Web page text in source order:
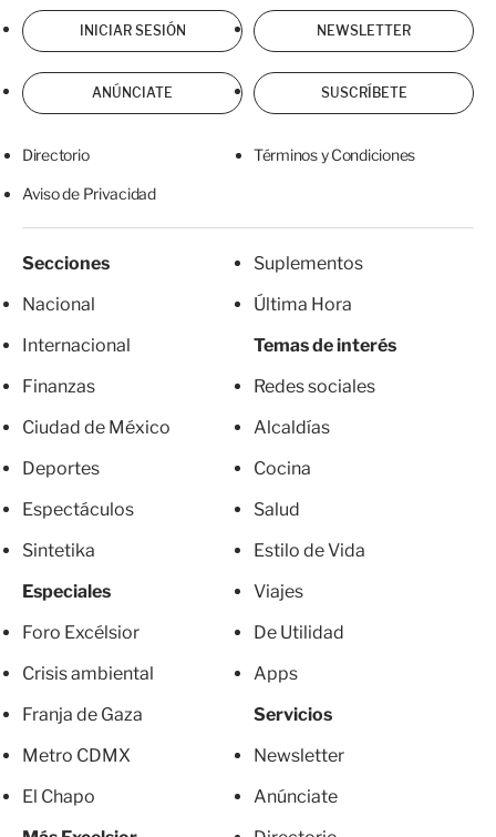
INICIAR SESIÓN NEWSLETTER
ANÚNCIATE SUSCRÍBETE
Directorio Términos y Condiciones
Aviso de Privacidad
Secciones
Nacional
Internacional
Finanzas
Ciudad de México
Deportes
Espectáculos
Sintetika
Especiales
Foro Excélsior
Crisis ambiental
Franja de Gaza
Metro CDMX
El Chapo
Suplementos
Última Hora
Temas de interés
Redes sociales
Alcaldías
Cocina
Salud
Estilo de Vida
Viajes
De Utilidad
Apps
Servicios
Newsletter
Anúnciate